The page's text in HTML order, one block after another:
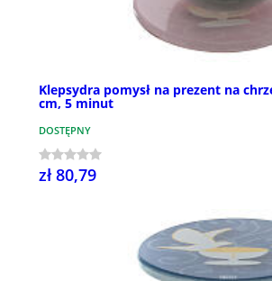
Klepsydra pomysł na prezent na
cm, 5 minut
DOSTĘPNY
zł 80,79